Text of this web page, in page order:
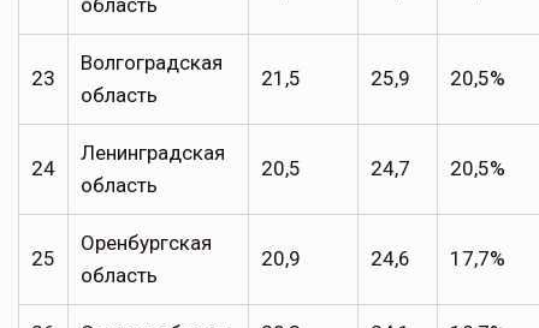
23
Волгоградская
область
21,5 25,9 20,5%
24
Ленинградская
область
20,5 24,7 20,5%
25
Оренбургская
область
20,9 24,6 17,7%